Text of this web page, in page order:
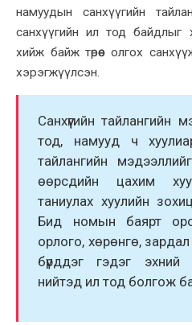
намуудын санхүүгийн
санхүүгийн ил тод байдлыг
хийж байж төрөөс олгох
хэрэгжүүлсэн.
Санхүүгийнтайлангийн
тод, намууд ч хуулиар
тайлангийн
өөрсдийн цахим
таниулах хуулийн
Бид номын баярт
орлого, хөрөнгө,
бүрддэг гэдэг эхний
нийтэд ил тод болгож